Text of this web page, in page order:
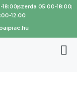
18:00szerda 05:00-18:00
12.00